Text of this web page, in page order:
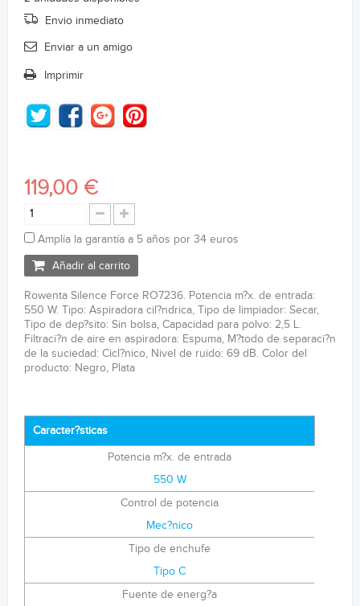
Envio inmediato
Enviar a un amigo
Imprimir
119,00 €
Amplía la garantía a 5 años por 34 euros
Añadir al carrito
Rowenta Silence Force RO7236. Potencia m?x. de entrada:
550 W. Tipo: Aspiradora cil?ndrica, Tipo de limpiador: Secar,
Tipo de dep?sito: Sin bolsa, Capacidad para polvo: 2,5 L.
Filtraci?n de aire en aspiradora: Espuma, M?todo de separaci?n
de la suciedad: Cicl?nico, Nivel de ruido: 69 dB. Color del
producto: Negro, Plata
Caracter?sticas
Potencia m?x. de entrada
550 W
Control de potencia
Mec?nico
Tipo de enchufe
Tipo C
Fuente de energ?a